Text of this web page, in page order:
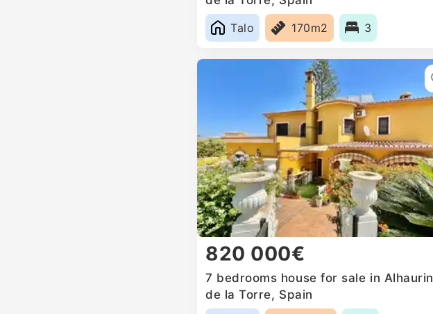
Talo
170m2 3
820 000€
7 bedrooms house for sale in Alhaurin
de la Torre, Spain